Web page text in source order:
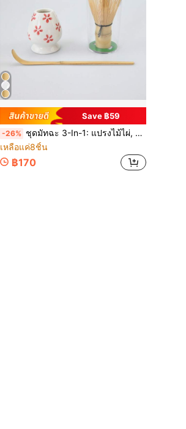
Save ฿59
-26% ชุดมัทฉะ 3-In-1: แปรงไม้ไผ่, ช้อนตักชา, ชามเซรามิก, ชุดน้ำชาสไตล์เปลี่ยนผ่าน, เครื่องมือและอุปกรณ์ชงชาที่บ้าน, ของขวัญวันเกิด, ของขวัญกลับโรงเรียน
เหลือแค่8ชิ้น
฿170